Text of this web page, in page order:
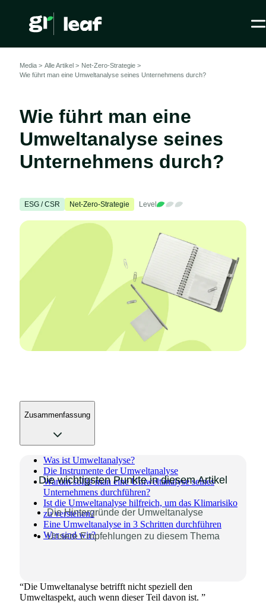
Media > Alle Artikel > Net-Zero-Strategie >
Wie führt man eine Umweltanalyse seines Unternehmens durch?
Wie führt man eine
Umweltanalyse seines
Unternehmens durch?
ESG / CSR Net-Zero-Strategie Level
Zusammenfassung
Was ist Umweltanalyse?
Die Instrumente der Umweltanalyse
Warum sollte man eine Umweltanalyse seines
Unternehmens durchführen?
Ist die Umweltanalyse hilfreich, um das Klimarisiko
zu verstehen?
Eine Umweltanalyse in 3 Schritten durchführen
Wer sind wir?
Die wichtigsten Punkte in diesem Artikel
Die Hintergründe der Umweltanalyse
Unsere Empfehlungen zu diesem Thema
“Die Umweltanalyse betrifft nicht speziell den
Umweltaspekt, auch wenn dieser Teil davon ist. ”